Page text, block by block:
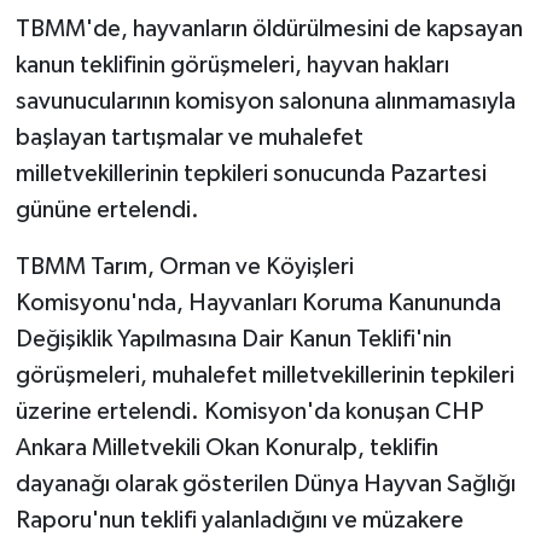
TBMM'de, hayvanların öldürülmesini de kapsayan
kanun teklifinin görüşmeleri, hayvan hakları
savunucularının komisyon salonuna alınmamasıyla
başlayan tartışmalar ve muhalefet
milletvekillerinin tepkileri sonucunda Pazartesi
gününe ertelendi.
TBMM Tarım, Orman ve Köyişleri
Komisyonu'nda, Hayvanları Koruma Kanununda
Değişiklik Yapılmasına Dair Kanun Teklifi'nin
görüşmeleri, muhalefet milletvekillerinin tepkileri
üzerine ertelendi. Komisyon'da konuşan CHP
Ankara Milletvekili Okan Konuralp, teklifin
dayanağı olarak gösterilen Dünya Hayvan Sağlığı
Raporu'nun teklifi yalanladığını ve müzakere